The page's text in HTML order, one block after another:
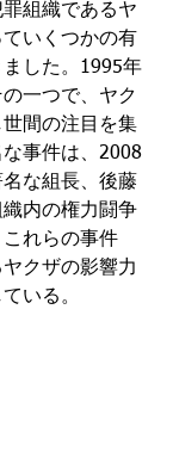
組織であるヤ
いくつかの有
した。1995年
一つで、ヤク
間の注目を集
事件は、2008
な組長、後藤
内の権力闘争
れらの事件
クザの影響力
いる。